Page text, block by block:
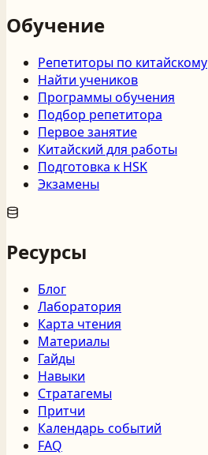
Обучение
Репетиторы по китайскому
Найти учеников
Программы обучения
Подбор репетитора
Первое занятие
Китайский для работы
Подготовка к HSK
Экзамены
Ресурсы
Блог
Лаборатория
Карта чтения
Материалы
Гайды
Навыки
Стратагемы
Притчи
Календарь событий
FAQ